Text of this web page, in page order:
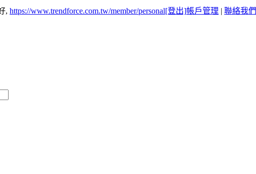
, https://www.trendforce.com.tw/member/personal[登出]帳戶管理 | 聯絡我們